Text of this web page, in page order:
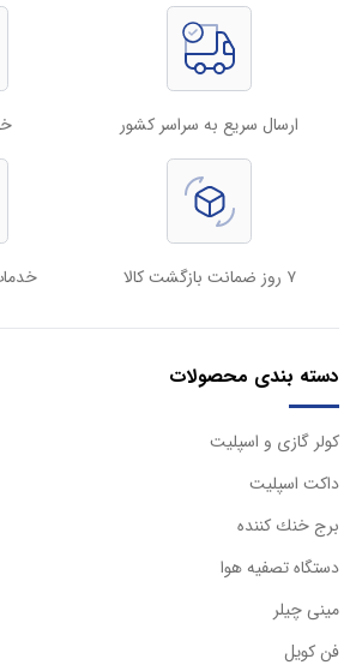
ارسال سریع به سراسر کشور
۷ روز ضمانت بازگشت کالا
دسته بندی محصولات
كولر گازی و اسپليت
داكت اسپليت
برج خنك كننده
دستگاه تصفيه هوا
مینی چیلر
فن کویل